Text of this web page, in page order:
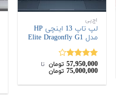
اچ‌پی
لپ تاپ 13 اینچی HP
مدل Elite Dragonfly G1
نمره
4.00از 5
57,950,000 تومان ‌ تا ‌
75,000,000 تومان